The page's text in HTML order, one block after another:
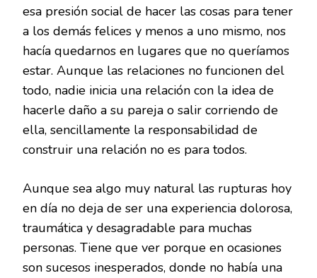
esa presión social de hacer las cosas para tener
a los demás felices y menos a uno mismo, nos
hacía quedarnos en lugares que no queríamos
estar. Aunque las relaciones no funcionen del
todo, nadie inicia una relación con la idea de
hacerle daño a su pareja o salir corriendo de
ella, sencillamente la responsabilidad de
construir una relación no es para todos.
Aunque sea algo muy natural las rupturas hoy
en día no deja de ser una experiencia dolorosa,
traumática y desagradable para muchas
personas. Tiene que ver porque en ocasiones
son sucesos inesperados, donde no había una